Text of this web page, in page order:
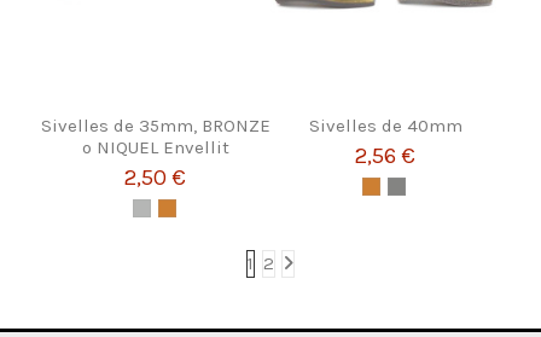
Sivelles de 35mm, BRONZE
o NIQUEL Envellit
2,50 €
Sivelles de 40mm
2,56 €
1 2